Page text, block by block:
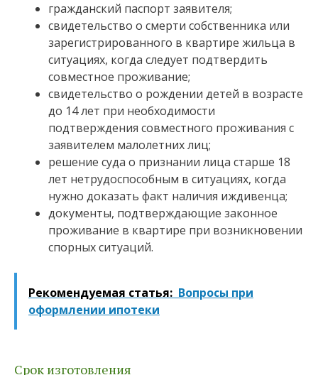
гражданский паспорт заявителя;
свидетельство о смерти собственника или
зарегистрированного в квартире жильца в
ситуациях, когда следует подтвердить
совместное проживание;
свидетельство о рождении детей в возрасте
до 14 лет при необходимости
подтверждения совместного проживания с
заявителем малолетних лиц;
решение суда о признании лица старше 18
лет нетрудоспособным в ситуациях, когда
нужно доказать факт наличия иждивенца;
документы, подтверждающие законное
проживание в квартире при возникновении
спорных ситуаций.
Рекомендуемая статья: Вопросы при
оформлении ипотеки
Срок изготовления